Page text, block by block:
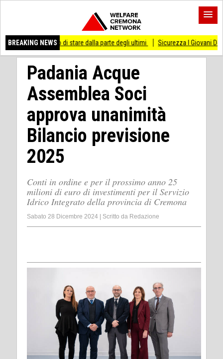
BREAKING NEWS
di stare dalla parte degli ultimi Sicurezza I Giovani Democratici
Padania Acque
Assemblea Soci
approva unanimità
Bilancio previsione
2025
Conti in ordine e per il prossimo anno 25
milioni di euro di investimenti per il Servizio
Idrico Integrato della provincia di Cremona
Sabato 28 Dicembre 2024 Scritto da Redazione